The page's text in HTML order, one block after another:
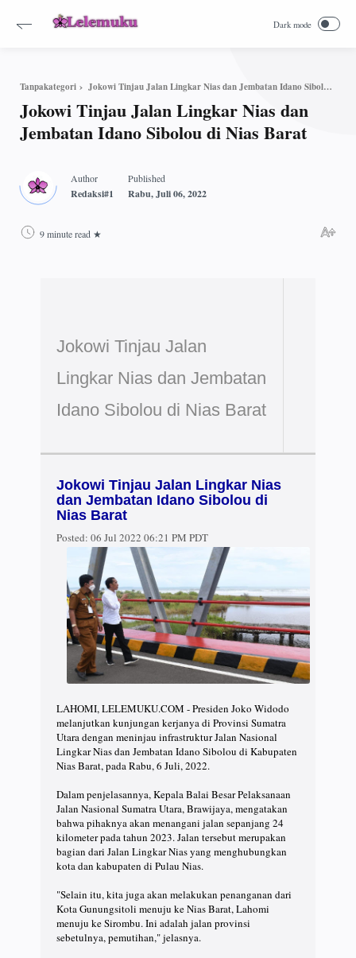
Tanpakategori Jokowi Tinjau Jalan Lingkar Nias dan Jembatan Idano Sibolou di Nias Barat
Jokowi Tinjau Jalan Lingkar Nias dan
Jembatan Idano Sibolou di Nias Barat
9 minute read
Jokowi Tinjau Jalan
Lingkar Nias dan Jembatan
Idano Sibolou di Nias Barat
Jokowi Tinjau Jalan Lingkar Nias
dan Jembatan Idano Sibolou di
Nias Barat
Posted: 06 Jul 2022 06:21 PM PDT
LAHOMI, LELEMUKU.COM - Presiden Joko Widodo
melanjutkan kunjungan kerjanya di Provinsi Sumatra
Utara dengan meninjau infrastruktur Jalan Nasional
Lingkar Nias dan Jembatan Idano Sibolou di Kabupaten
Nias Barat, pada Rabu, 6 Juli, 2022.
Dalam penjelasannya, Kepala Balai Besar Pelaksanaan
Jalan Nasional Sumatra Utara, Brawijaya, mengatakan
bahwa pihaknya akan menangani jalan sepanjang 24
kilometer pada tahun 2023. Jalan tersebut merupakan
bagian dari Jalan Lingkar Nias yang menghubungkan
kota dan kabupaten di Pulau Nias.
"Selain itu, kita juga akan melakukan penanganan dari
Kota Gunungsitoli menuju ke Nias Barat, Lahomi
menuju ke Sirombu. Ini adalah jalan provinsi
sebetulnya, pemutihan," jelasnya.